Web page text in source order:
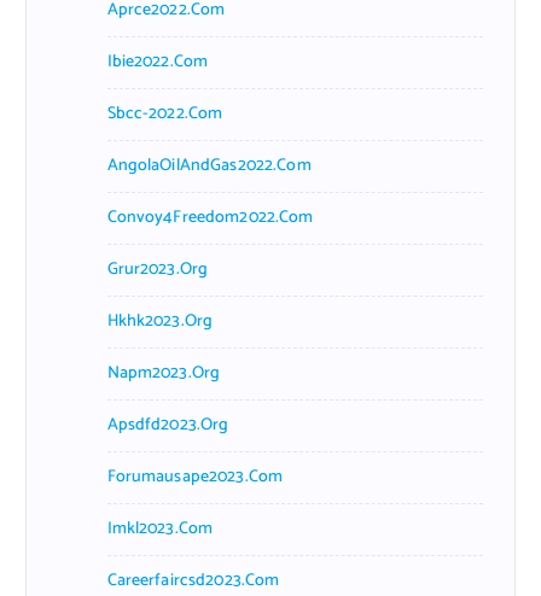
Aprce2022.com
Ibie2022.com
Sbcc-2022.com
AngolaOilAndGas2022.com
Convoy4Freedom2022.com
Grur2023.org
Hkhk2023.org
Napm2023.org
Apsdfd2023.org
Forumausape2023.com
Imkl2023.com
Careerfaircsd2023.com